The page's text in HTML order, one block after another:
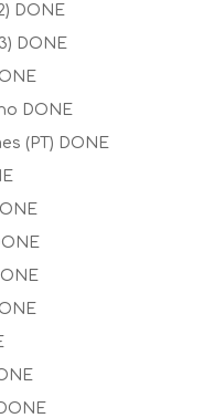
DONE
DONE
DONE
(PT) DONE